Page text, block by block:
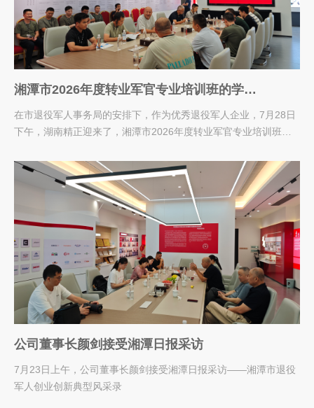
湘潭市2026年度转业军官专业培训班的学员
来我公司参观
在市退役军人事务局的安排下，作为优秀退役军人企业，7月28日
下午，湖南精正迎来了，湘潭市2026年度转业军官专业培训班的
公司董事长颜剑接受湘潭日报采访
7月23日上午，公司董事长颜剑接受湘潭日报采访——湘潭市退役
军人创业创新典型风采录